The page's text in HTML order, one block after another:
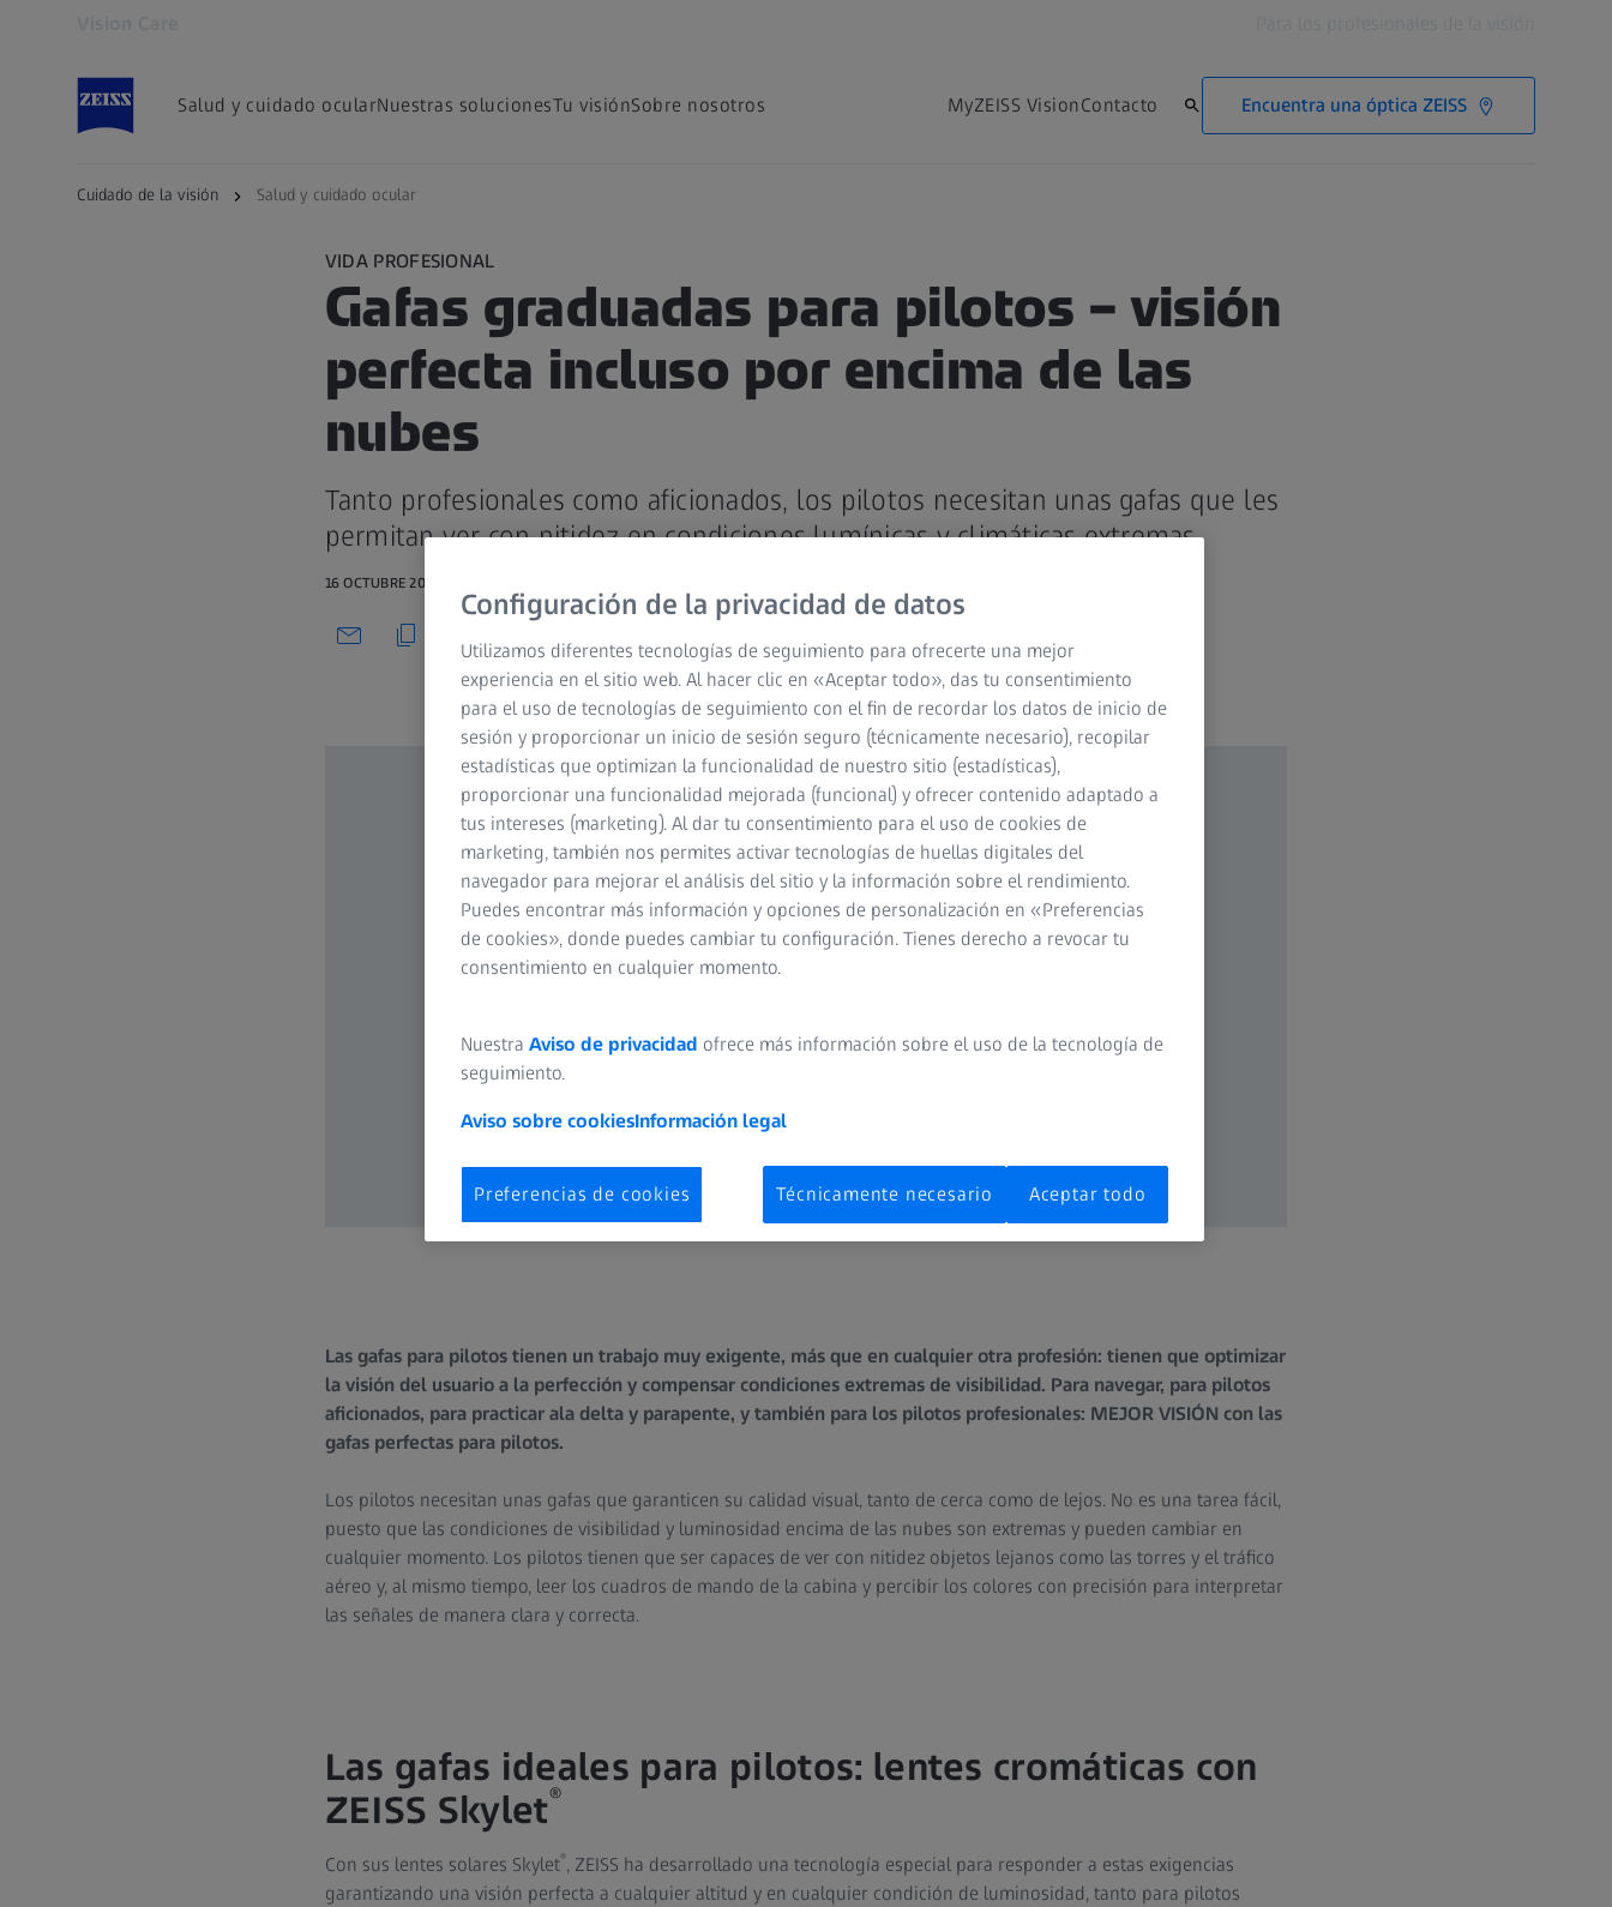
Salud y cuidado ocularNuestras solucionesTu visiónSobre nosotros MyZEISS VisionContacto Encuentra una óptica ZEISS
Cuidado de la visión Salud y cuidado ocular
VIDA PROFESIONAL
Gafas graduadas para pilotos – visión
perfecta incluso por encima de las
nubes
Tanto profesionales como aficionados, los pilotos necesitan unas gafas que les
permitan ver con nitidez en condiciones lumínicas y climáticas extremas.
16 OCTUBRE 2020
Las gafas para pilotos tienen un trabajo muy exigente, más que en cualquier otra profesión: tienen que optimizar
la visión del usuario a la perfección y compensar condiciones extremas de visibilidad. Para navegar, para pilotos
aficionados, para practicar ala delta y parapente, y también para los pilotos profesionales: MEJOR VISIÓN con las
gafas perfectas para pilotos.
Los pilotos necesitan unas gafas que garanticen su calidad visual, tanto de cerca como de lejos. No es una tarea fácil,
puesto que las condiciones de visibilidad y luminosidad encima de las nubes son extremas y pueden cambiar en
cualquier momento. Los pilotos tienen que ser capaces de ver con nitidez objetos lejanos como las torres y el tráfico
aéreo y, al mismo tiempo, leer los cuadros de mando de la cabina y percibir los colores con precisión para interpretar
las señales de manera clara y correcta.
Las gafas ideales para pilotos: lentes cromáticas con
ZEISS Skylet®
Con sus lentes solares Skylet®, ZEISS ha desarrollado una tecnología especial para responder a estas exigencias
garantizando una visión perfecta a cualquier altitud y en cualquier condición de luminosidad, tanto para pilotos
Configuración de la privacidad de datos
Utilizamos diferentes tecnologías de seguimiento para ofrecerte una mejor
experiencia en el sitio web. Al hacer clic en «Aceptar todo», das tu consentimiento
para el uso de tecnologías de seguimiento con el fin de recordar los datos de inicio de
sesión y proporcionar un inicio de sesión seguro (técnicamente necesario), recopilar
estadísticas que optimizan la funcionalidad de nuestro sitio (estadísticas),
proporcionar una funcionalidad mejorada (funcional) y ofrecer contenido adaptado a
tus intereses (marketing). Al dar tu consentimiento para el uso de cookies de
marketing, también nos permites activar tecnologías de huellas digitales del
navegador para mejorar el análisis del sitio y la información sobre el rendimiento.
Puedes encontrar más información y opciones de personalización en «Preferencias
de cookies», donde puedes cambiar tu configuración. Tienes derecho a revocar tu
consentimiento en cualquier momento.
Nuestra Aviso de privacidad ofrece más información sobre el uso de la tecnología de
seguimiento.
Aviso sobre cookiesInformación legal
Preferencias de cookies Técnicamente necesario Aceptar todo